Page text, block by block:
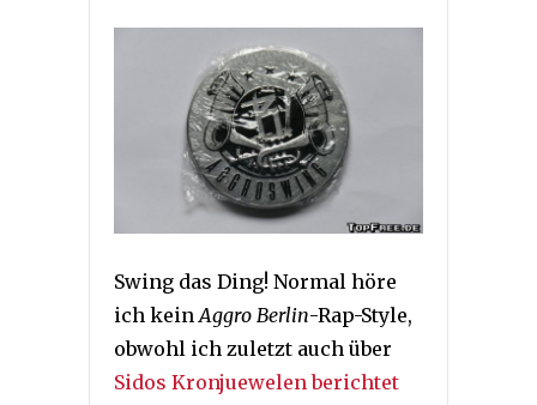
Swing das Ding! Normal höre
ich keinAggro Berlin-Rap-Style,
obwohl ich zuletzt auch über
Sidos Kronjuewelen berichtet